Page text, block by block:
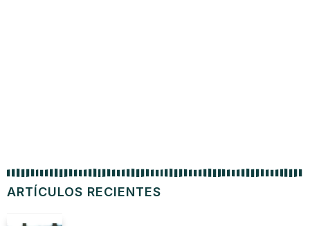
ARTÍCULOS RECIENTES